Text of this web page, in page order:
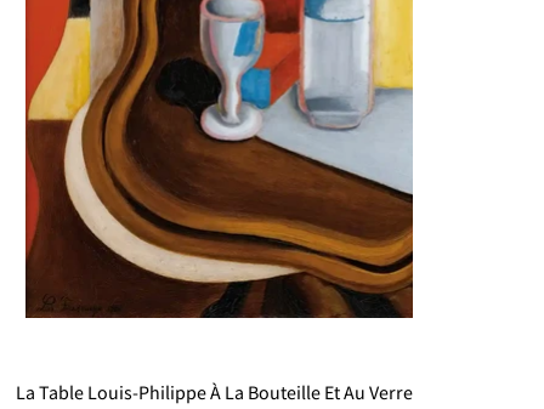
La Table Louis-Philippe À La Bouteille Et Au Verre